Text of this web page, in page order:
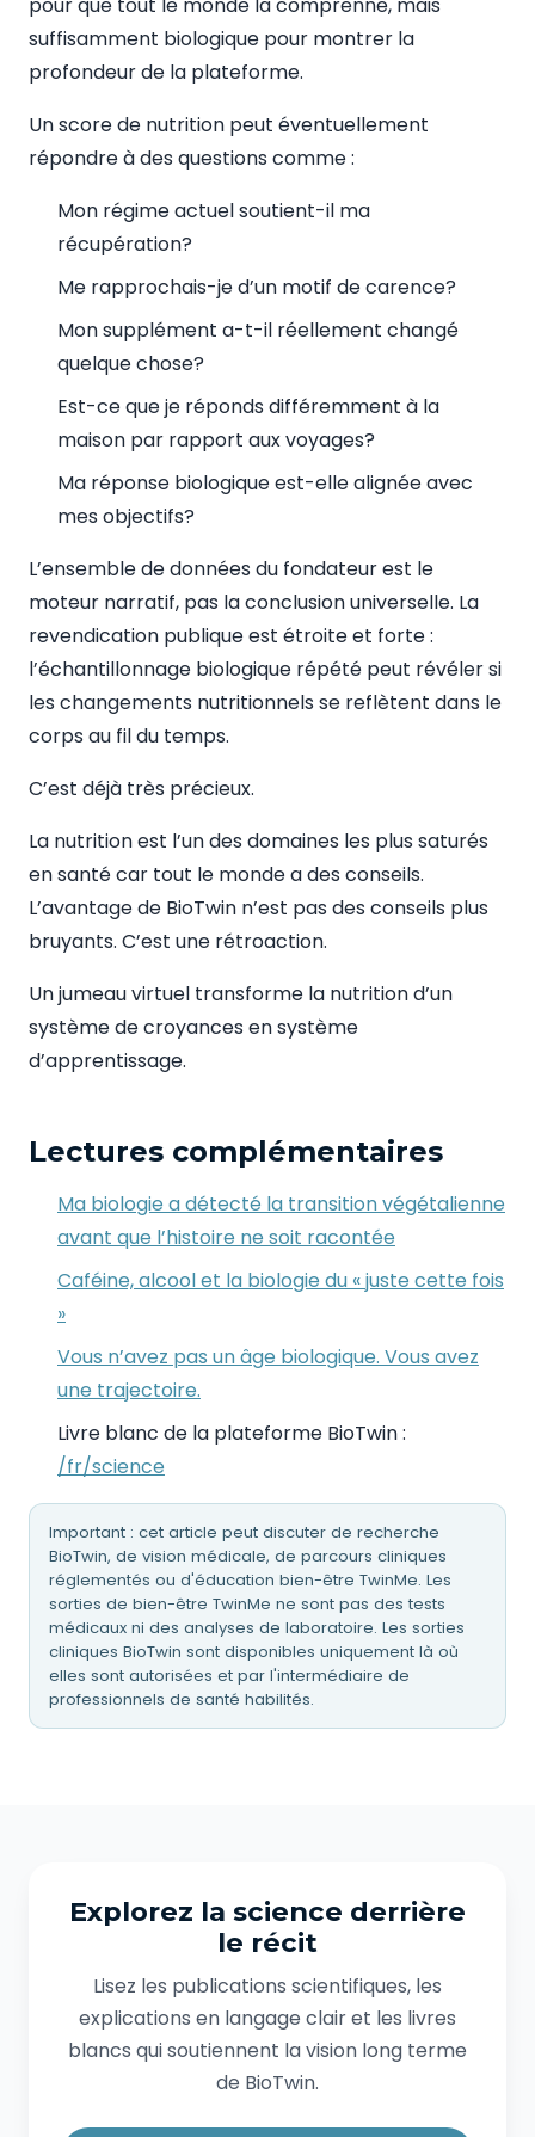
suffisamment biologique pour montrer la
profondeur de la plateforme.
Un score de nutrition peut éventuellement
répondre à des questions comme :
Mon régime actuel soutient-il ma
récupération?
Me rapprochais-je d’un motif de carence?
Mon supplément a-t-il réellement changé
quelque chose?
Est-ce que je réponds différemment à la
maison par rapport aux voyages?
Ma réponse biologique est-elle alignée avec
mes objectifs?
L’ensemble de données du fondateur est le
moteur narratif, pas la conclusion universelle. La
revendication publique est étroite et forte :
l’échantillonnage biologique répété peut révéler si
les changements nutritionnels se reflètent dans le
corps au fil du temps.
C’est déjà très précieux.
La nutrition est l’un des domaines les plus saturés
en santé car tout le monde a des conseils.
L’avantage de BioTwin n’est pas des conseils plus
bruyants. C’est une rétroaction.
Un jumeau virtuel transforme la nutrition d’un
système de croyances en système
d’apprentissage.
Lectures complémentaires
Ma biologie a détecté la transition végétalienne
avant que l’histoire ne soit racontée
Caféine, alcool et la biologie du « juste cette fois
»
Vous n’avez pas un âge biologique. Vous avez
une trajectoire.
Livre blanc de la plateforme BioTwin :
/fr/science
Important : cet article peut discuter de recherche
BioTwin, de vision médicale, de parcours cliniques
réglementés ou d'éducation bien-être TwinMe. Les
sorties de bien-être TwinMe ne sont pas des tests
médicaux ni des analyses de laboratoire. Les sorties
cliniques BioTwin sont disponibles uniquement là où
elles sont autorisées et par l'intermédiaire de
professionnels de santé habilités.
Explorez la science derrière
le récit
Lisez les publications scientifiques, les
explications en langage clair et les livres
blancs qui soutiennent la vision long terme
de BioTwin.